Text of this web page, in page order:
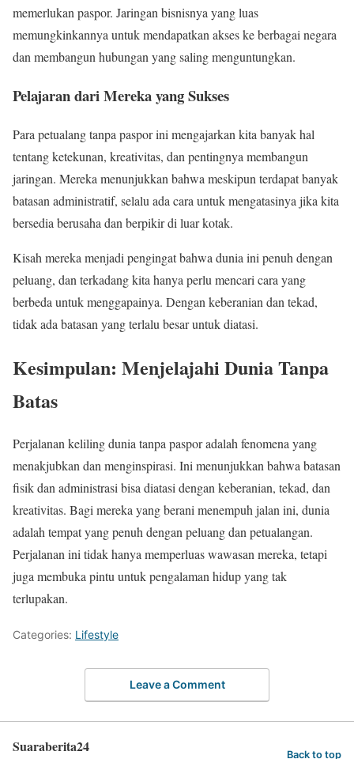
memerlukan paspor. Jaringan bisnisnya yang luas
memungkinkannya untuk mendapatkan akses ke berbagai negara
dan membangun hubungan yang saling menguntungkan.
Pelajaran dari Mereka yang Sukses
Para petualang tanpa paspor ini mengajarkan kita banyak hal
tentang ketekunan, kreativitas, dan pentingnya membangun
jaringan. Mereka menunjukkan bahwa meskipun terdapat banyak
batasan administratif, selalu ada cara untuk mengatasinya jika kita
bersedia berusaha dan berpikir di luar kotak.
Kisah mereka menjadi pengingat bahwa dunia ini penuh dengan
peluang, dan terkadang kita hanya perlu mencari cara yang
berbeda untuk menggapainya. Dengan keberanian dan tekad,
tidak ada batasan yang terlalu besar untuk diatasi.
Kesimpulan: Menjelajahi Dunia Tanpa
Batas
Perjalanan keliling dunia tanpa paspor adalah fenomena yang
menakjubkan dan menginspirasi. Ini menunjukkan bahwa batasan
fisik dan administrasi bisa diatasi dengan keberanian, tekad, dan
kreativitas. Bagi mereka yang berani menempuh jalan ini, dunia
adalah tempat yang penuh dengan peluang dan petualangan.
Perjalanan ini tidak hanya memperluas wawasan mereka, tetapi
juga membuka pintu untuk pengalaman hidup yang tak
terlupakan.
Categories: Lifestyle
Leave a Comment
Suaraberita24 Back to top